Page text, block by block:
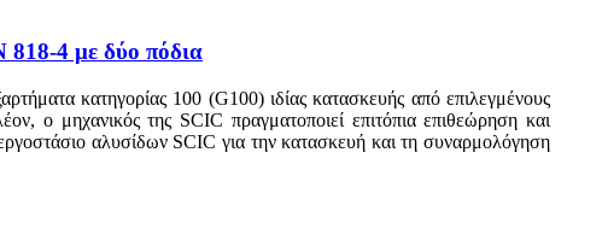
818-4 με δύο πόδια
κατηγορίας 100 (G100) ιδίας κατασκευής από επιλεγμένους
ο μηχανικός της SCIC πραγματοποιεί επιτόπια επιθεώρηση και
αλυσίδων SCIC για την κατασκευή και τη συναρμολόγηση